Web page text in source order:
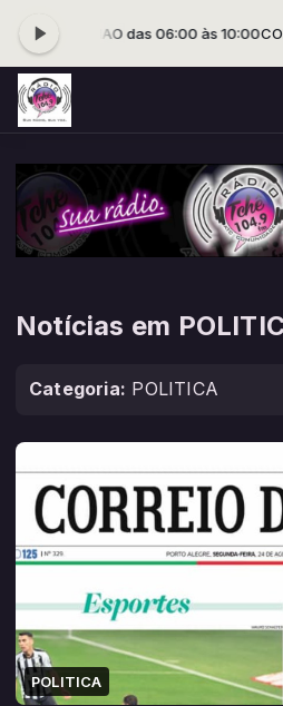
com THUNAO das 06:00 às 10:00
Notícias em
Categoria: POLITICA
POLITICA